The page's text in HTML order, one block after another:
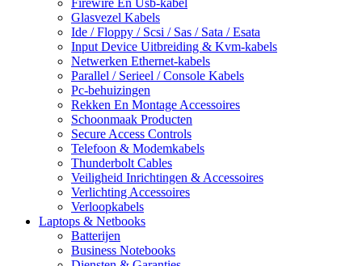
Firewire En Usb-kabel
Glasvezel Kabels
Ide / Floppy / Scsi / Sas / Sata / Esata
Input Device Uitbreiding & Kvm-kabels
Netwerken Ethernet-kabels
Parallel / Serieel / Console Kabels
Pc-behuizingen
Rekken En Montage Accessoires
Schoonmaak Producten
Secure Access Controls
Telefoon & Modemkabels
Thunderbolt Cables
Veiligheid Inrichtingen & Accessoires
Verlichting Accessoires
Verloopkabels
Laptops & Netbooks
Batterijen
Business Notebooks